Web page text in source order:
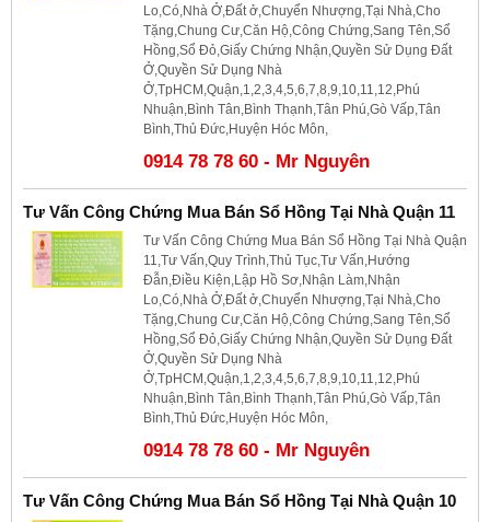
Lo,Có,Nhà Ở,Đất ở,Chuyển Nhượng,Tại Nhà,Cho
Tặng,Chung Cư,Căn Hộ,Công Chứng,Sang Tên,Sổ
Hồng,Sổ Đỏ,Giấy Chứng Nhận,Quyền Sử Dụng Đất
Ở,Quyền Sử Dụng Nhà
Ở,TpHCM,Quận,1,2,3,4,5,6,7,8,9,10,11,12,Phú
Nhuận,Bình Tân,Bình Thạnh,Tân Phú,Gò Vấp,Tân
Bình,Thủ Đức,Huyện Hóc Môn,
0914 78 78 60 - Mr Nguyên
Tư Vấn Công Chứng Mua Bán Sổ Hồng Tại Nhà Quận 11
Tư Vấn Công Chứng Mua Bán Sổ Hồng Tại Nhà Quận
11,Tư Vấn,Quy Trình,Thủ Tục,Tư Vấn,Hướng
Đẫn,Điều Kiện,Lập Hồ Sơ,Nhận Làm,Nhận
Lo,Có,Nhà Ở,Đất ở,Chuyển Nhượng,Tại Nhà,Cho
Tặng,Chung Cư,Căn Hộ,Công Chứng,Sang Tên,Sổ
Hồng,Sổ Đỏ,Giấy Chứng Nhận,Quyền Sử Dụng Đất
Ở,Quyền Sử Dụng Nhà
Ở,TpHCM,Quận,1,2,3,4,5,6,7,8,9,10,11,12,Phú
Nhuận,Bình Tân,Bình Thạnh,Tân Phú,Gò Vấp,Tân
Bình,Thủ Đức,Huyện Hóc Môn,
0914 78 78 60 - Mr Nguyên
Tư Vấn Công Chứng Mua Bán Sổ Hồng Tại Nhà Quận 10